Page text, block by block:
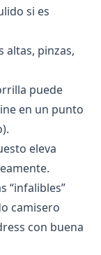
si es
altas, pinzas,
puede
en un punto
eleva
“infalibles”
camisero
con buena